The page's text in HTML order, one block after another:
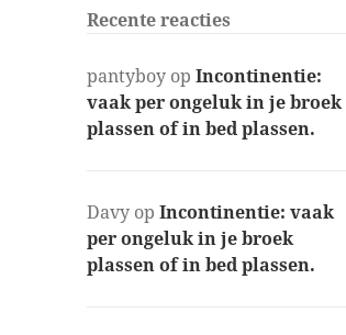
Recente reacties
pantyboy opIncontinentie:
vaak per ongeluk in je broek
plassen of in bed plassen.
Davy opIncontinentie: vaak
per ongeluk in je broek
plassen of in bed plassen.